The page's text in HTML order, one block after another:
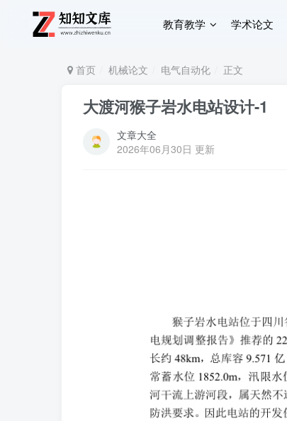
教育教学 学术论文
首页 机械论文 电气自动化 正文
大渡河猴子岩水电站设计-1
文章大全
2026年06月30日 更新